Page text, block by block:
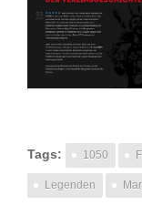
Tags: 1050
Legenden